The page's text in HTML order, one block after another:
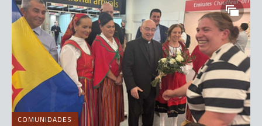
COMUNIDADES